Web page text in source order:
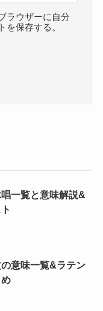
ラウザーに自分
を保存する。
一覧と意味解説&
意味一覧&ラテン